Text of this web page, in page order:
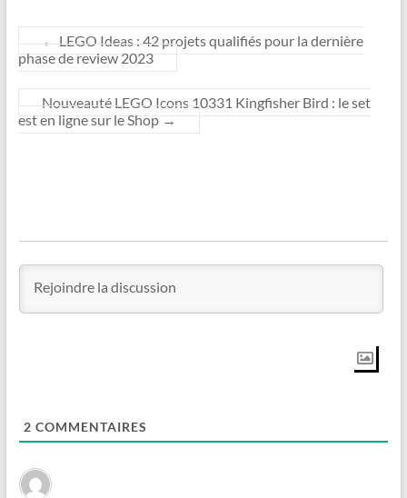
←
LEGO Ideas : 42 projets qualifiés pour la dernière
phase de review 2023
Nouveauté LEGO Icons 10331 Kingfisher Bird : le set
est en ligne sur le Shop →
2 COMMENTAIRES